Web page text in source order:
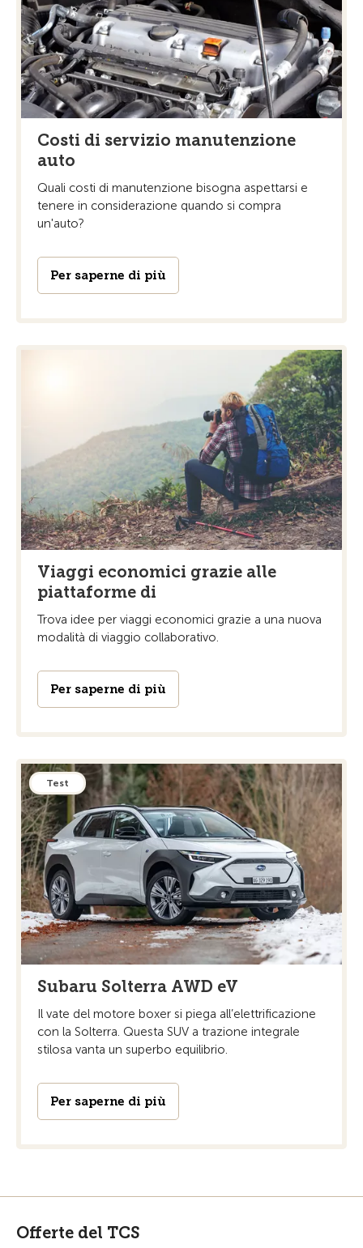
Costi di servizio manutenzione
auto
Quali costi di manutenzione bisogna aspettarsi e
tenere in considerazione quando si compra
un'auto?
Per saperne di più
Viaggi economici grazie alle
piattaforme di
Trova idee per viaggi economici grazie a una nuova
modalità di viaggio collaborativo.
Per saperne di più
Test
Subaru Solterra AWD eV
Il vate del motore boxer si piega all’elettrificazione
con la Solterra. Questa SUV a trazione integrale
stilosa vanta un superbo equilibrio.
Per saperne di più
Offerte del TCS